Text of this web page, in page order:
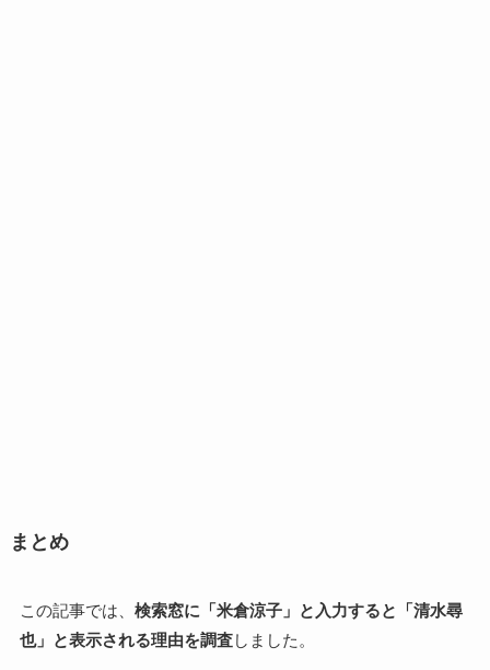
まとめ
この記事では、 検索窓に「米倉涼子」と入力すると「清水尋
也」と表示される理由を調査しました。